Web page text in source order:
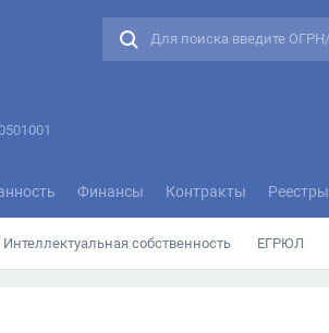
Финансы Контракты Реестры
Интеллектуальная собственность ЕГРЮЛ